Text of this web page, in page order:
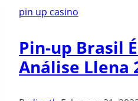
pin up casino
Pin-up Brasil
Análise Llena